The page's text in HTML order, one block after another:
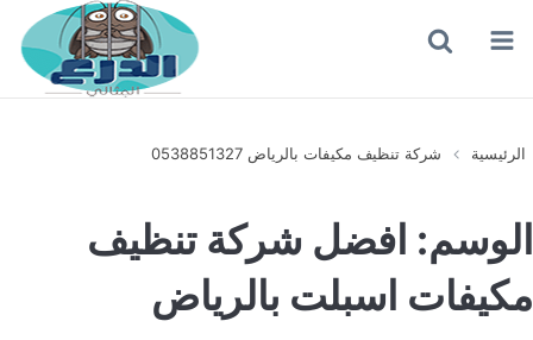
القائمة
الرئيسية شركة تنظيف مكيفات بالرياض 0538851327
الوسم: افضل شركة تنظيف
مكيفات اسبلت بالرياض